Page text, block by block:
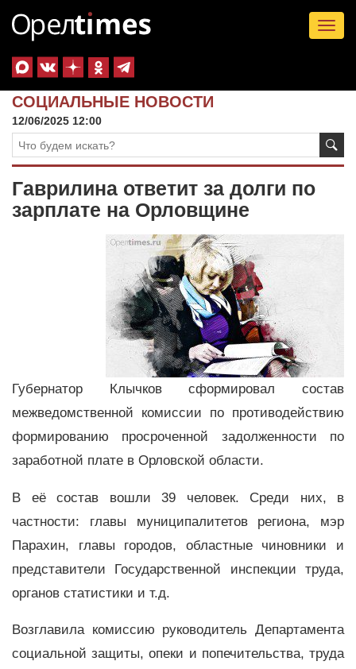
СОЦИАЛЬНЫЕ НОВОСТИ
12/06/2025 12:00
Гаврилина ответит за долги по
зарплате на Орловщине
Губернатор Клычков сформировал состав
межведомственной комиссии по противодействию
формированию просроченной задолженности по
заработной плате в Орловской области.
В её состав вошли 39 человек. Среди них, в
частности: главы муниципалитетов региона, мэр
Парахин, главы городов, областные чиновники и
представители Государственной инспекции труда,
органов статистики и т.д.
Возглавила комиссию руководитель Департамента
социальной защиты, опеки и попечительства, труда